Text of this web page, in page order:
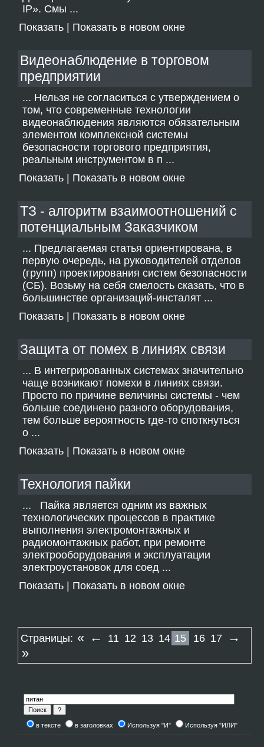
IP». Смы ...
Показать
Показать в новом окне
Видеонаблюдение в торговом
предприятии
... Нельзя не согласиться с утверждением о
том, что современные технологии
видеонаблюдения являются обязательным
элементом комплексной системы
безопасности торгового предприятия,
реальным инструментом в п ...
Показать
Показать в новом окне
ТЗ - алгоритм взаимоотношений с
потенциальным Заказчиком
... Предлагаемая статья ориентирована, в
первую очередь, на руководителей отделов
(групп) проектирования систем безопасности
(СБ). Возьму на себя смелость сказать, что в
большинстве организаций-инсталят ...
Показать
Показать в новом окне
Защита от помех в линиях связи
... В интегрированных системах значительно
чаще возникают помехи в линиях связи.
Просто по причине величины системы - чем
больше соединено разного оборудования,
тем больше вероятность где-то споткнуться
о ...
Показать
Показать в новом окне
Технология пайки
... Пайка является одним из важных
технологических процессов в практике
выполнения электромонтажных и
радиомонтажных работ, при ремонте
электрооборудования и эксплуатации
электроустановок для соед ...
Показать
Показать в новом окне
Страницы: « ← 11 12 13 14 15 16 17
→
»
в тексте в заголовках Используя "И" Используя "ИЛИ"